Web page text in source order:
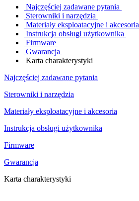
Najczęściej zadawane pytania
Sterowniki i narzędzia
Materiały eksploatacyjne i akcesoria
Instrukcja obsługi użytkownika
Firmware
Gwarancja
Karta charakterystyki
Najczęściej zadawane pytania
Sterowniki i narzędzia
Materiały eksploatacyjne i akcesoria
Instrukcja obsługi użytkownika
Firmware
Gwarancja
Karta charakterystyki